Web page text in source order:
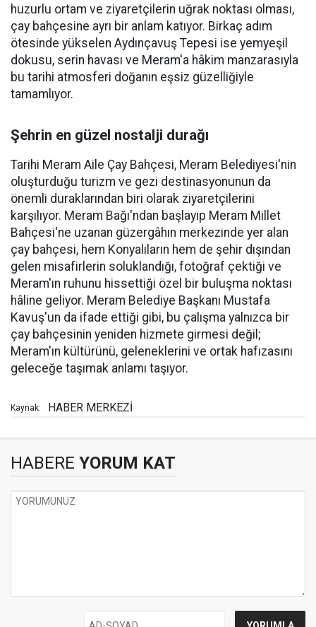
huzurlu ortam ve ziyaretçilerin uğrak noktası olması,
çay bahçesine ayrı bir anlam katıyor. Birkaç adım
ötesinde yükselen Aydınçavuş Tepesi ise yemyeşil
dokusu, serin havası ve Meram'a hâkim manzarasıyla
bu tarihi atmosferi doğanın eşsiz güzelliğiyle
tamamlıyor.
Şehrin en güzel nostalji durağı
Tarihi Meram Aile Çay Bahçesi, Meram Belediyesi'nin
oluşturduğu turizm ve gezi destinasyonunun da
önemli duraklarından biri olarak ziyaretçilerini
karşılıyor. Meram Bağı'ndan başlayıp Meram Millet
Bahçesi'ne uzanan güzergâhın merkezinde yer alan
çay bahçesi, hem Konyalıların hem de şehir dışından
gelen misafirlerin soluklandığı, fotoğraf çektiği ve
Meram'ın ruhunu hissettiği özel bir buluşma noktası
hâline geliyor. Meram Belediye Başkanı Mustafa
Kavuş'un da ifade ettiği gibi, bu çalışma yalnızca bir
çay bahçesinin yeniden hizmete girmesi değil;
Meram'ın kültürünü, geleneklerini ve ortak hafızasını
geleceğe taşımak anlamı taşıyor.
Kaynak: HABER MERKEZİ
HABERE YORUM KAT